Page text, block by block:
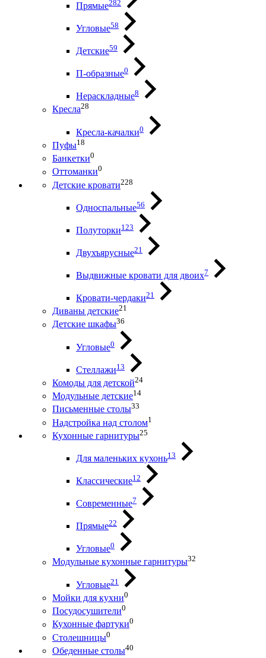
Прямые282
Угловые58
Детские59
П-образные0
Нераскладные8
Кресла28
Кресла-качалки0
Пуфы18
Банкетки0
Оттоманки0
Детские кровати228
Односпальные56
Полуторки123
Двухъярусные21
Выдвижные кровати для двоих7
Кровати-чердаки21
Диваны детские21
Детские шкафы36
Угловые0
Стеллажи13
Комоды для детской24
Модульные детские14
Письменные столы33
Надстройка над столом1
Кухонные гарнитуры25
Для маленьких кухонь13
Классические12
Современные7
Прямые22
Угловые0
Модульные кухонные гарнитуры32
Угловые21
Мойки для кухни0
Посудосушители0
Кухонные фартуки0
Столешницы0
Обеденные столы40